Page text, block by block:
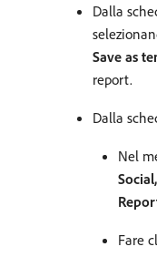
Dalla
Save as
report.
Dalla
Nel
Fare